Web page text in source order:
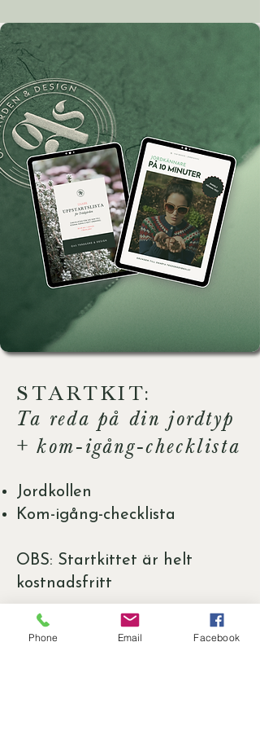
STARTKIT:
Ta reda på din jordtyp
+ kom‑igång‑checklista
Jordkollen
Kom-igång-checklista
OBS: Startkittet är helt
kostnadsfritt
First name
Phone Email Facebook